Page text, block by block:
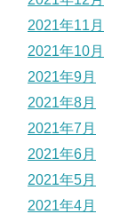
2021年11月
2021年10月
2021年9月
2021年8月
2021年7月
2021年6月
2021年5月
2021年4月